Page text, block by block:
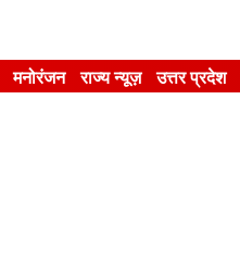
मनोरंजन राज्य न्यूज़ उत्तर प्रदेश